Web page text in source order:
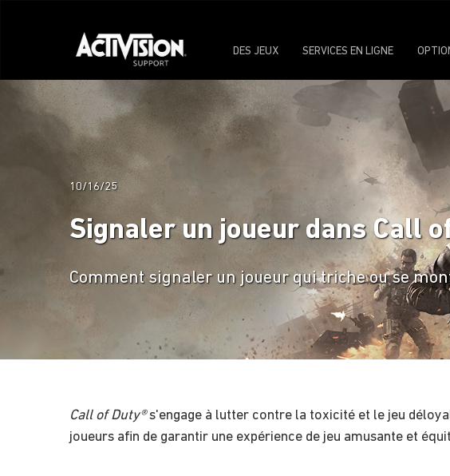
DES JEUX SERVICES EN LIGNE
10/16/25
Signaler un joueur dans Call
Comment signaler un joueur qui triche ou se
Call of Duty®s'engage à lutter contre la toxicité et le jeu
joueurs afin de garantir une expérience de jeu amusante et